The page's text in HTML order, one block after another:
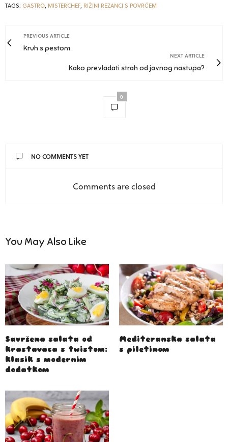
TAGS: GASTRO, MISTERCHEF, RIŽINI REZANCI S POVRĆEM
PREVIOUS ARTICLE
Kruh s pestom
NEXT ARTICLE
Kako prevladati strah od javnog nastupa?
0
NO COMMENTS YET
Comments are closed
You May Also Like
Savršena salata od
krastavaca s twistom:
klasik s modernim
dodatkom
Mediteranska salata
s piletinom